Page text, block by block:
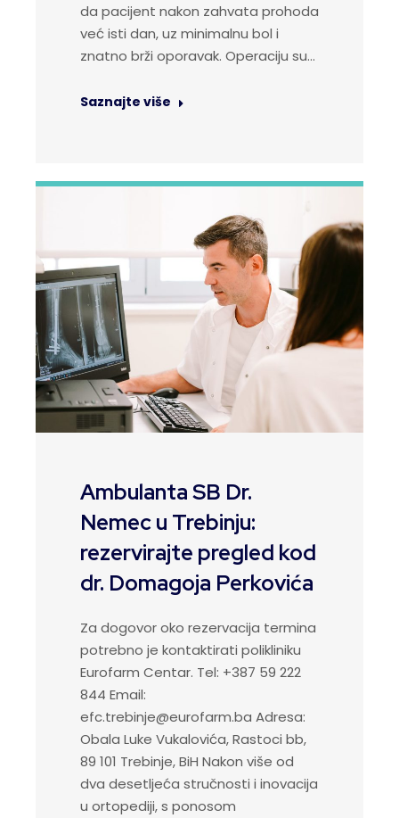
da pacijent nakon zahvata prohoda
već isti dan, uz minimalnu bol i
znatno brži oporavak. Operaciju su…
Saznajte više
Ambulanta SB Dr.
Nemec u Trebinju:
rezervirajte pregled kod
dr. Domagoja Perkovića
Za dogovor oko rezervacija termina
potrebno je kontaktirati polikliniku
Eurofarm Centar. Tel: +387 59 222
844 Email:
efc.trebinje@eurofarm.ba Adresa:
Obala Luke Vukalovića, Rastoci bb,
89 101 Trebinje, BiH Nakon više od
dva desetljeća stručnosti i inovacija
u ortopediji, s ponosom